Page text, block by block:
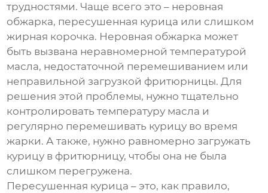
трудностями. Чаще всего это – неровная
обжарка, пересушенная курица или слишком
жирная корочка. Неровная обжарка может
быть вызвана неравномерной температурой
масла, недостаточной перемешиванием или
неправильной загрузкой фритюрницы. Для
решения этой проблемы, нужно тщательно
контролировать температуру масла и
регулярно перемешивать курицу во время
жарки. А также, нужно равномерно загружать
курицу в фритюрницу, чтобы она не была
слишком перегружена.
Пересушенная курица – это, как правило,